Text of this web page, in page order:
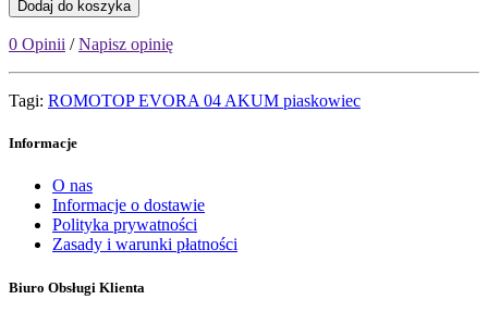
Dodaj do koszyka
0 Opinii /Napisz opinię
Tagi: ROMOTOP EVORA 04 AKUM piaskowiec
Informacje
O nas
Informacje o dostawie
Polityka prywatności
Zasady i warunki płatności
Biuro Obsługi Klienta